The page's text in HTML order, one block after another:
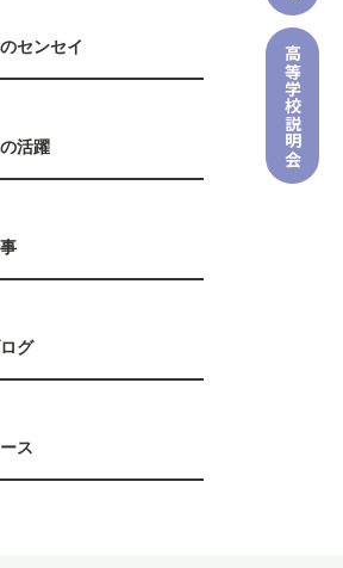
高等学校
説明会
センセイ
活躍
グ
ス